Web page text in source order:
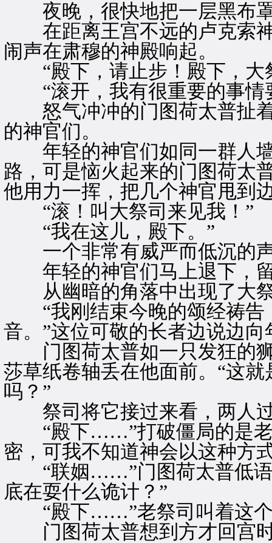
夜晚，很快地把一层黑布
在距离王宫不远的卢克索神
闹声在肃穆的神殿响起。
“殿下，请止步！殿下，大
“滚开，我有很重要的事情
怒气冲冲的门图荷太普扯着
的神官们。
年轻的神官们如同一群人墙
路，可是恼火起来的门图荷太
他用力一挥，把几个神官甩到
“滚！叫大祭司来见我！”
“我在这儿，殿下。”
一个非常有威严而低沉的
年轻的神官们马上退下，留
从幽暗的角落中出现了大
“我刚结束今晚的颂经祷告
音。”这位可敬的长者边说边
门图荷太普如一只发狂的狮
莎草纸卷轴丢在他面前。“这
吗？”
祭司将它接过来看，两人过
“殿下……”打破僵局的是老
密，可我不知道神会以这种方
“联姻……”门图荷太普低语
底在耍什么诡计？”
“殿下……”老祭司叫着这个
门图荷太普想到方才回宫